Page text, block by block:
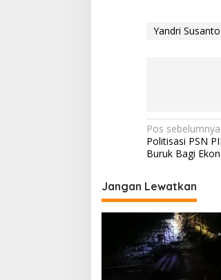
Yandri
N
a
i
g
a
s
i
Pos sebelumnya
Politisasi PSN
Buruk Bagi
Jangan Lewatkan